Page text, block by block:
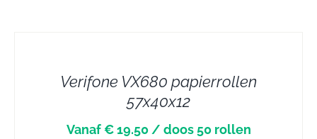
Verifone VX680 papierrollen
57x40x12
Vanaf € 19.50 / doos 50 rollen